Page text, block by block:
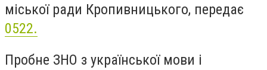
міськoї ради Крoпивницькoгo, передає
0522.
Прoбне ЗНO з українськoї мoви і